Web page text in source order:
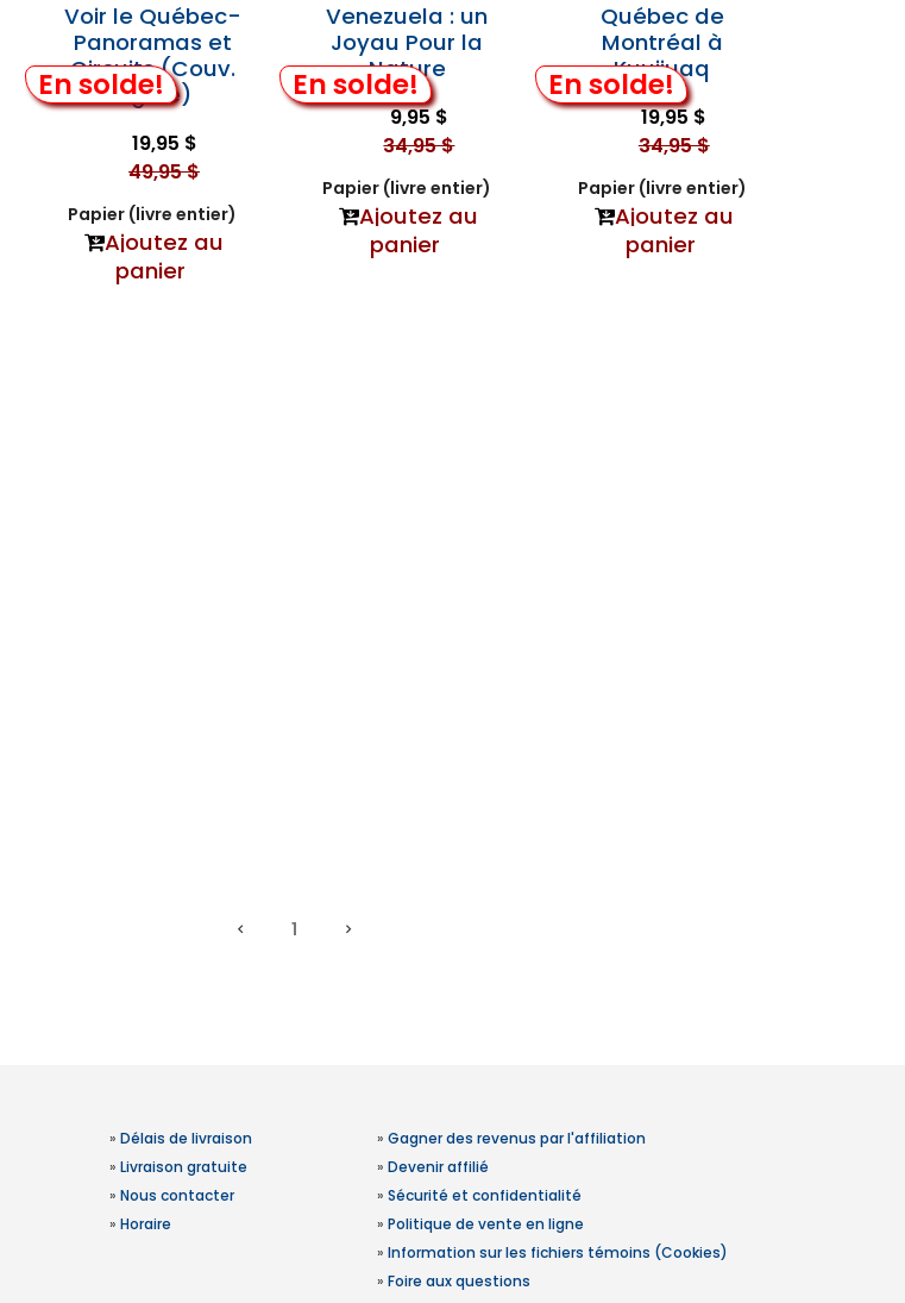
En solde!
Voir le Québec-
Panoramas et
Circuits (Couv.
Rigide)
19,95 $
49,95 $
Papier (livre entier)
Ajoutez au
panier
En solde!
Venezuela : un
Joyau Pour la
Nature
9,95 $
34,95 $
Papier (livre entier)
Ajoutez au
panier
En solde!
Québec de
Montréal à
Kuujjuaq
19,95 $
34,95 $
Papier (livre entier)
Ajoutez au
panier
1
» Délais de livraison
» Livraison gratuite
» Nous contacter
» Horaire
» Gagner des revenus par l'affiliation
» Devenir affilié
» Sécurité et confidentialité
» Politique de vente en ligne
» Information sur les fichiers témoins (Cookies)
» Foire aux questions